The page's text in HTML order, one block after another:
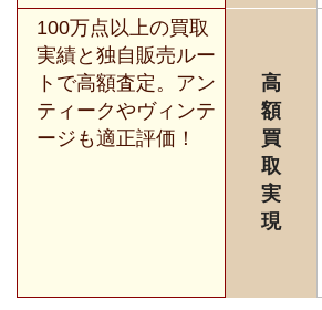
100万点以上の買取
実績と独自販売ルー
トで高額査定。アン
ティークやヴィンテ
ージも適正評価！
高
額
買
取
実
現